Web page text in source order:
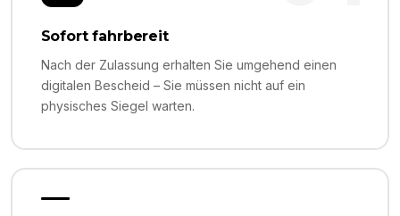
Sofort fahrbereit
Nach der Zulassung erhalten Sie umgehend einen
digitalen Bescheid – Sie müssen nicht auf ein
physisches Siegel warten.